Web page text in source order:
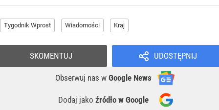
Tygodnik Wprost Wiadomości Kraj
UDOSTĘPNIJ
Obserwuj nas w Google News
Dodaj jako źródło w Google
SKOMENTUJ